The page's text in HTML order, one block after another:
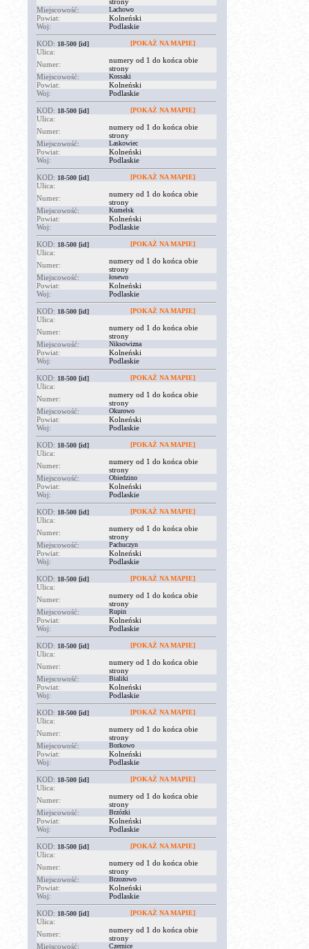
Miejscowość:
Lachowo
Powiat:
Kolneński
Woj:
Podlaskie
KOD: 18-500 [id] [POKAŻ NA MAPIE]
Ulica:
Numer:
numery od 1 do końca obie
strony
Miejscowość:
Kossaki
Powiat:
Kolneński
Woj:
Podlaskie
KOD: 18-500 [id] [POKAŻ NA MAPIE]
Ulica:
Numer:
numery od 1 do końca obie
strony
Miejscowość:
Laskowiec
Powiat:
Kolneński
Woj:
Podlaskie
KOD: 18-500 [id] [POKAŻ NA MAPIE]
Ulica:
Numer:
numery od 1 do końca obie
strony
Miejscowość:
Kumelsk
Powiat:
Kolneński
Woj:
Podlaskie
KOD: 18-500 [id] [POKAŻ NA MAPIE]
Ulica:
Numer:
numery od 1 do końca obie
strony
Miejscowość:
łosewo
Powiat:
Kolneński
Woj:
Podlaskie
KOD: 18-500 [id] [POKAŻ NA MAPIE]
Ulica:
Numer:
numery od 1 do końca obie
strony
Miejscowość:
Niksowizna
Powiat:
Kolneński
Woj:
Podlaskie
KOD: 18-500 [id] [POKAŻ NA MAPIE]
Ulica:
Numer:
numery od 1 do końca obie
strony
Miejscowość:
Okurowo
Powiat:
Kolneński
Woj:
Podlaskie
KOD: 18-500 [id] [POKAŻ NA MAPIE]
Ulica:
Numer:
numery od 1 do końca obie
strony
Miejscowość:
Obiedzino
Powiat:
Kolneński
Woj:
Podlaskie
KOD: 18-500 [id] [POKAŻ NA MAPIE]
Ulica:
Numer:
numery od 1 do końca obie
strony
Miejscowość:
Pachuczyn
Powiat:
Kolneński
Woj:
Podlaskie
KOD: 18-500 [id] [POKAŻ NA MAPIE]
Ulica:
Numer:
numery od 1 do końca obie
strony
Miejscowość:
Rupin
Powiat:
Kolneński
Woj:
Podlaskie
KOD: 18-500 [id] [POKAŻ NA MAPIE]
Ulica:
Numer:
numery od 1 do końca obie
strony
Miejscowość:
Bialiki
Powiat:
Kolneński
Woj:
Podlaskie
KOD: 18-500 [id] [POKAŻ NA MAPIE]
Ulica:
Numer:
numery od 1 do końca obie
strony
Miejscowość:
Borkowo
Powiat:
Kolneński
Woj:
Podlaskie
KOD: 18-500 [id] [POKAŻ NA MAPIE]
Ulica:
Numer:
numery od 1 do końca obie
strony
Miejscowość:
Brzózki
Powiat:
Kolneński
Woj:
Podlaskie
KOD: 18-500 [id] [POKAŻ NA MAPIE]
Ulica:
Numer:
numery od 1 do końca obie
strony
Miejscowość:
Brzozowo
Powiat:
Kolneński
Woj:
Podlaskie
KOD: 18-500 [id] [POKAŻ NA MAPIE]
Ulica:
Numer:
numery od 1 do końca obie
strony
Miejscowość:
Czernice